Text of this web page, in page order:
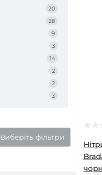
20
28
9
3
14
2
2
3
Виберіть фільтри